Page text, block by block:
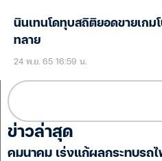
นินเทนโดทุบสถิติยอดขายเกม
ทลาย
24 พ.ย. 65 16:59 น.
ข่าวล่าสุด
คมนาคม เร่งแก้ผลกระทบรถ